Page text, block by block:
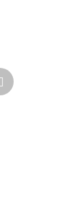
Další
produkt